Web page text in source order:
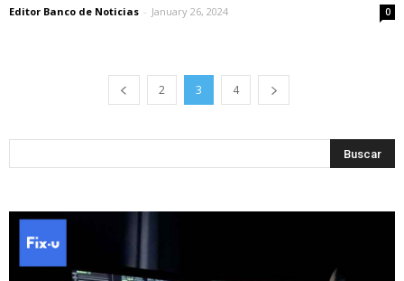
Editor Banco de Noticias - January 26, 2024 0
2 3 4